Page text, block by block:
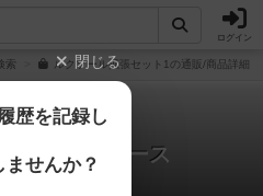
ログイン
索 ルクソール拡張セット1の通販/商品詳細
ミーズ・カース
プレイ日記
閉じる
歴を記録し
せんか？